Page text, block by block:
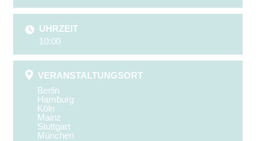
UHRZEIT
10:00
VERANSTALTUNGSORT
Berlin
Hamburg
Köln
Mainz
Stuttgart
München